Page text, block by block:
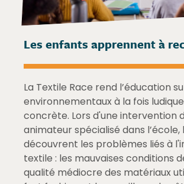
Les enfants apprennent à
La Textile Race rend l’éducation
environnementaux à la fois
concrète. Lors d'une intervention
animateur spécialisé dans l’école,
découvrent les problèmes liés à
textile : les mauvaises conditions
qualité médiocre des matériaux